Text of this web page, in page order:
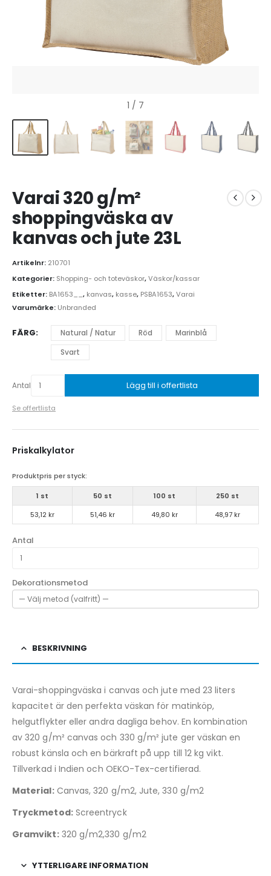
1 / 7
Varai 320 g/m²
shoppingväska av
kanvas och jute 23L
Artikelnr: 210701
Kategorier: Shopping- och toteväskor,Väskor/kassar
Etiketter: BA1653__ , kanvas, kasse, PSBA1653,Varai
Varumärke: Unbranded
FÄRG Natural / Natur Röd
Marinblå
Svart
Antal Lägg till i offertlista
Se offertlista
Priskalkylator
Produktpris per styck:
1 st 50 st 100 st
250 st
53,12 kr
51,46 kr 49,80 kr 48,97 kr
Antal
Dekorationsmetod
BESKRIVNING
Varai-shoppingväska i canvas och jute med 23 liters
kapacitet är den perfekta väskan för matinköp,
helgutflykter eller andra dagliga behov. En kombination
av 320 g/m² canvas och 330 g/m² jute ger väskan en
robust känsla och en bärkraft på upp till 12 kg vikt.
Tillverkad i Indien och OEKO-Tex-certifierad.
Material:Canvas, 320 g/m2, Jute, 330 g/m2
Tryckmetod:Screentryck
Gramvikt:320 g/m2,330 g/m2
YTTERLIGARE INFORMATION